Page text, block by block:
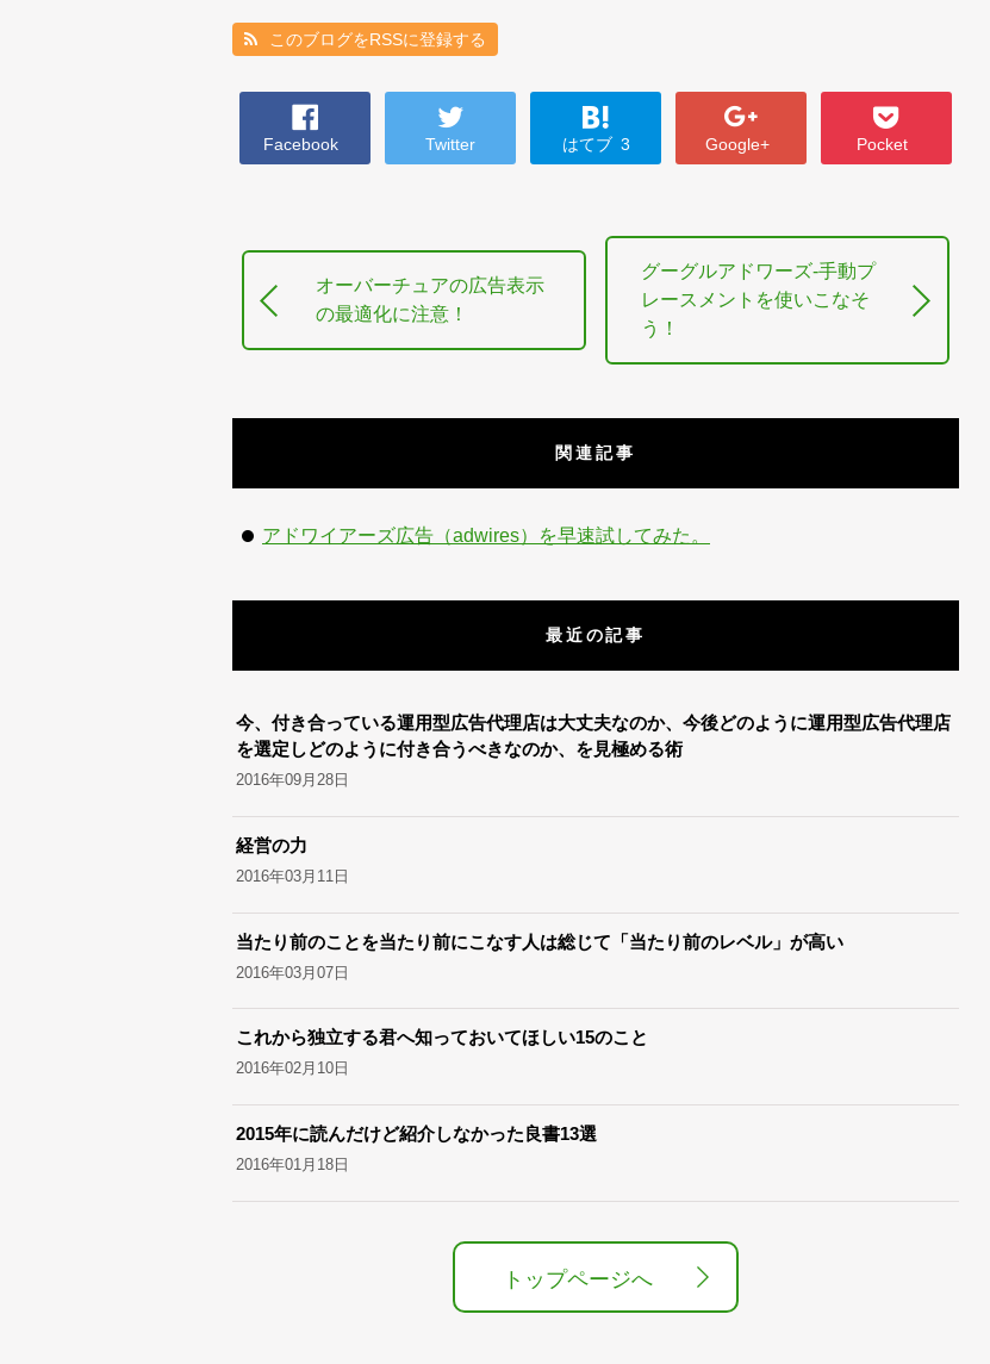
このブログをRSSに登録する
Facebook Twitter はてブ 3 Google+ Pocket
オーバーチュアの広告表示
の最適化に注意！
グーグルアドワーズ-手動プ
レースメントを使いこなそ
う！
関連記事
アドワイアーズ広告（adwires）を早速試してみた。
最近の記事
今、付き合っている運用型広告代理店は大丈夫なのか、今後どのように運用型広告代理店
を選定しどのように付き合うべきなのか、を見極める術
2016年09月28日
経営の力
2016年03月11日
当たり前のことを当たり前にこなす人は総じて「当たり前のレベル」が高い
2016年03月07日
これから独立する君へ知っておいてほしい15のこと
2016年02月10日
2015年に読んだけど紹介しなかった良書13選
2016年01月18日
トップページへ